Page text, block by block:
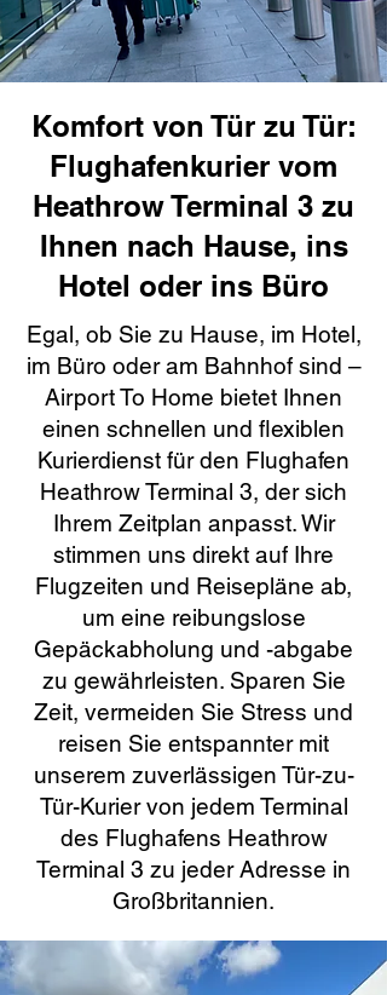
Komfort von Tür zu Tür:
Flughafenkurier vom
Heathrow Terminal 3 zu
Ihnen nach Hause, ins
Hotel oder ins Büro
Egal, ob Sie zu Hause, im Hotel,
im Büro oder am Bahnhof sind –
Airport To Home bietet Ihnen
einen schnellen und flexiblen
Kurierdienst für den Flughafen
Heathrow Terminal 3, der sich
Ihrem Zeitplan anpasst. Wir
stimmen uns direkt auf Ihre
Flugzeiten und Reisepläne ab,
um eine reibungslose
Gepäckabholung und -abgabe
zu gewährleisten. Sparen Sie
Zeit, vermeiden Sie Stress und
reisen Sie entspannter mit
unserem zuverlässigen Tür-zu-
Tür-Kurier von jedem Terminal
des Flughafens Heathrow
Terminal 3 zu jeder Adresse in
Großbritannien.